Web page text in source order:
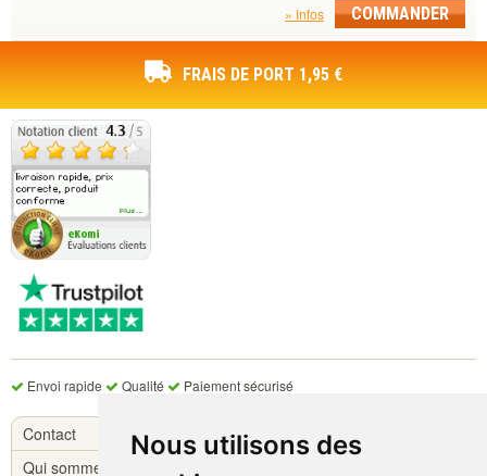
Nous utilisons des
COMMANDER
Infos
FRAIS DE PORT 1,95 €
Envoi rapide Qualité Paiement sécurisé
Contact
Qui sommes-nous ?